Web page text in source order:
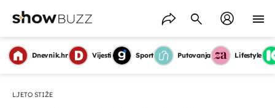
Dnevnik.hr Vijesti Sport Putovanja Lifestyle
LJETO STIŽE